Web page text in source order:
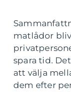
matlådor
spara tid.
att välja
dem efter